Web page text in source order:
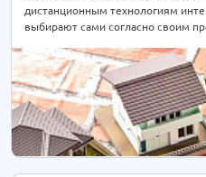
дистанционным технологиям
выбирают сами согласно своим
2 РАЗА! Подробности уточняйте по
нам заявку для консультации.